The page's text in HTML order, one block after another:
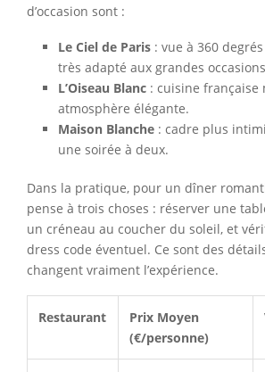
d’occasion sont :
Le Ciel de Paris : vue à 360
très adapté aux grandes
L’Oiseau Blanc : cuisine française
atmosphère élégante.
Maison Blanche : cadre plus
une soirée à deux.
Dans la pratique, pour un dîner
pense à trois choses : réserver une
un créneau au coucher du soleil, et
dress code éventuel. Ce sont des
changent vraiment l’expérience.
Restaurant
Prix Moyen
(€/personne)